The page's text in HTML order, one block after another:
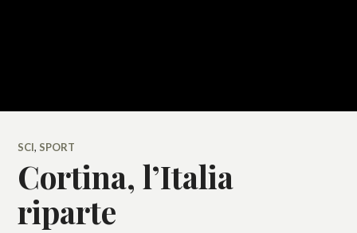
SCI, SPORT
Cortina, l’Italia
riparte